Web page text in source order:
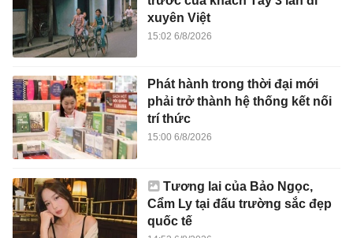
xuyên Việt
15:02 6/8/2026
Phát hành trong thời đại mới
phải trở thành hệ thống kết nối
trí thức
15:00 6/8/2026
Tương lai của Bảo Ngọc,
Cẩm Ly tại đấu trường sắc đẹp
quốc tế